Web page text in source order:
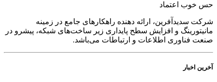
حس خوب اعتماد
شرکت سدید‌آفرین، ارائه دهنده راهکارهای جامع در زمینه
مانیتورینگ و افزایش سطح پایداری زیر ساخت‌های شبکه، پیشرو در
صنعت فناوری اطلاعات و ارتباطات می‌باشد.
آخرین اخبار